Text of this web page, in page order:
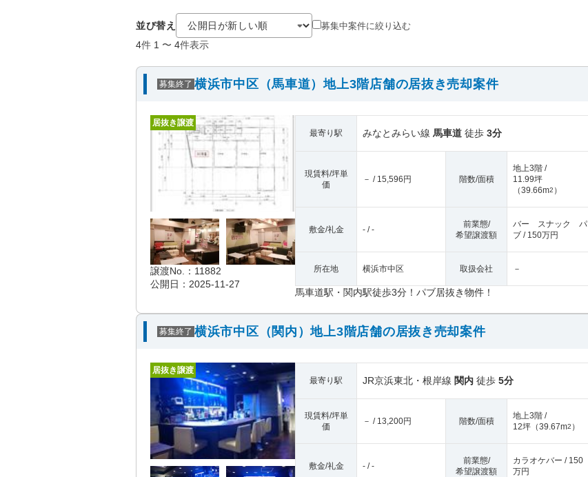
並び替え 募集中案件に絞り込む
4件 1 〜 4件表示
募集終了 横浜市中区（馬車道）地上3階店舗の居抜き売却案件
居抜き譲渡
譲渡No.：11882
公開日：2025-11-27
最寄り駅 みなとみらい線 馬車道 徒歩 3分
現賃料/坪単
価
－ / 15,596円 階数/面積
地上3階 /
11.99坪
（39.66m2 ）
敷金/礼金 - / -
前業態/
希望譲渡額
バー スナック パ
ブ / 150万円
所在地 横浜市中区 取扱会社 －
馬車道駅・関内駅徒歩3分！パブ居抜き物件！
募集終了 横浜市中区（関内）地上3階店舗の居抜き売却案件
居抜き譲渡
最寄り駅 JR京浜東北・根岸線 関内 徒歩 5分
現賃料/坪単
価
－ / 13,200円 階数/面積
地上3階 /
12坪 （39.67m2 ）
敷金/礼金 - / -
前業態/
希望譲渡額
カラオケバー / 150
万円